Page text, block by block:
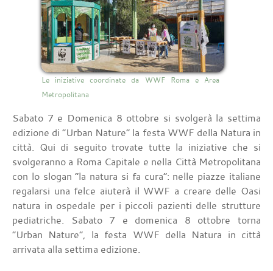
Le iniziative coordinate da WWF Roma e Area
Metropolitana
Sabato 7 e Domenica 8 ottobre si svolgerà la settima
edizione di “Urban Nature” la festa WWF della Natura in
città. Qui di seguito trovate tutte la iniziative che si
svolgeranno a Roma Capitale e nella Città Metropolitana
con lo slogan “la natura si fa cura”: nelle piazze italiane
regalarsi una felce aiuterà il WWF a creare delle Oasi
natura in ospedale per i piccoli pazienti delle strutture
pediatriche. Sabato 7 e domenica 8 ottobre torna
“Urban Nature”, la festa WWF della Natura in città
arrivata alla settima edizione.